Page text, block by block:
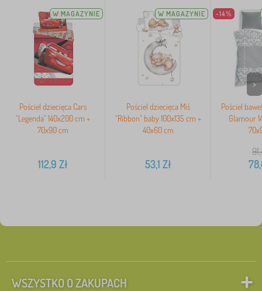
W MAGAZYNIE
Pościel dziecięca Cars
"Legenda" 140x200 cm +
70x90 cm
112,9 Zł
W MAGAZYNIE
Pościel dziecięca Miś
"Ribbon" baby 100x135 cm +
40x60 cm
53,1 Zł
-14%
Pościel
Glamour
>
WSZYSTKO O ZAKUPACH